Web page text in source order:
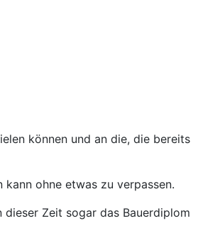
können und an die, die bereits
ohne etwas zu verpassen.
Zeit sogar das Bauerdiplom